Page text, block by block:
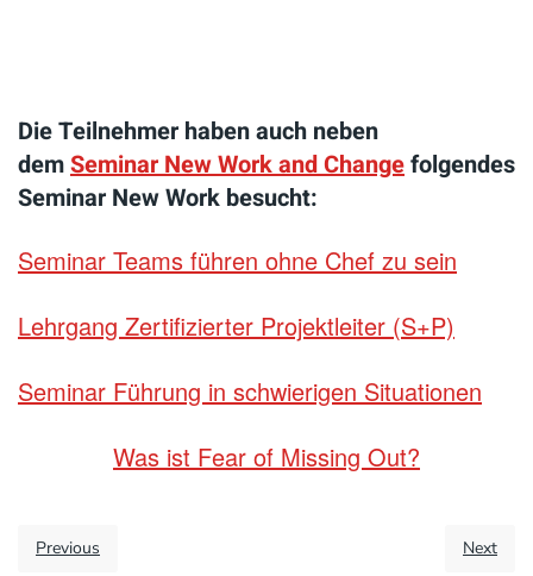
Die Teilnehmer haben auch neben
demSeminar New Work and Changefolgendes
Seminar New Work besucht:
Seminar Teams führen ohne Chef zu sein
Lehrgang Zertifizierter Projektleiter (S+P)
Seminar Führung in schwierigen Situationen
Was ist Fear of Missing Out?
Previous Next